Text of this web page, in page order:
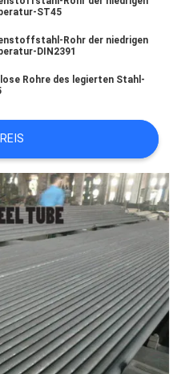
ST45
Rohr der niedrigen
DIN2391
Rohre des legierten Stahl-